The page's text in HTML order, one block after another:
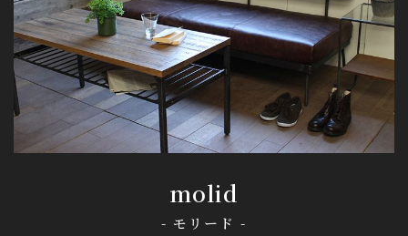
molid
- モリード -